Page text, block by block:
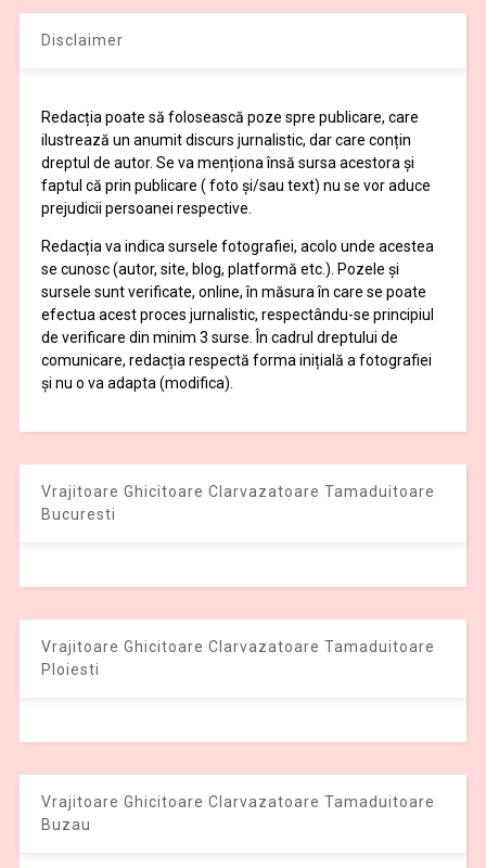
Disclaimer
Redacția poate să folosească poze spre publicare, care
ilustrează un anumit discurs jurnalistic, dar care conțin
dreptul de autor. Se va menționa însă sursa acestora și
faptul că prin publicare ( foto și/sau text) nu se vor aduce
prejudicii persoanei respective.
Redacția va indica sursele fotografiei, acolo unde acestea
se cunosc (autor, site, blog, platformă etc.). Pozele și
sursele sunt verificate, online, în măsura în care se poate
efectua acest proces jurnalistic, respectându-se principiul
de verificare din minim 3 surse. În cadrul dreptului de
comunicare, redacția respectă forma inițială a fotografiei
și nu o va adapta (modifica).
Vrajitoare Ghicitoare Clarvazatoare Tamaduitoare
Bucuresti
Vrajitoare Ghicitoare Clarvazatoare Tamaduitoare
Ploiesti
Vrajitoare Ghicitoare Clarvazatoare Tamaduitoare
Buzau